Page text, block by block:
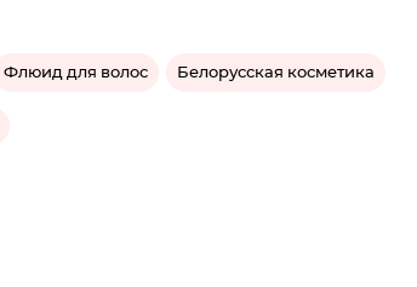
Флюид для волос Белорусская косметика